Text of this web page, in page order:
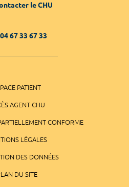
le CHU
04 67 33 67 33
PATIENT
AGENT CHU
CONFORME
LÉGALES
DES DONNÉES
DU SITE